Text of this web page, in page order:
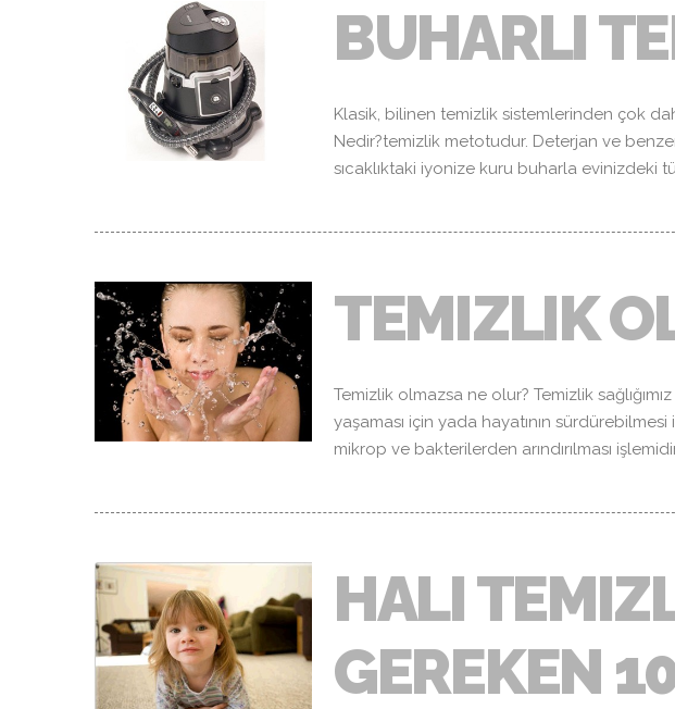
BUHARLI
Klasik, bilinen temizlik sistemlerinden çok
Nedir?temizlik metotudur. Deterjan ve
sıcaklıktaki iyonize kuru buharla evinizdeki
TEMIZLIK
Temizlik olmazsa ne olur? Temizlik
yaşaması için yada hayatının
mikrop ve bakterilerden arındırılması
HALI
GEREKEN